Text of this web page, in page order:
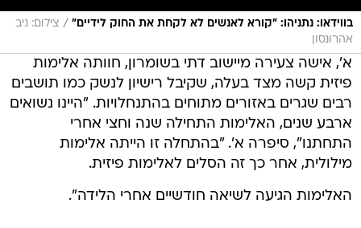
בווידאו: נתניהו: "קורא לאנשים לא לקחת את החוק לידיים" / צילום: ניב
אהרונסון
א', אישה צעירה מיישוב דתי בשומרון, חוותה אלימות
פיזית קשה מצד בעלה, שקיבל רישיון לנשק כמו תושבים
רבים שגרים באזורים מתוחים בהתנחלויות. "היינו נשואים
ארבע שנים, האלימות התחילה שנה וחצי אחרי
התחתנו", סיפרה א'. "בהתחלה זו הייתה אלימות
מילולית, אחר כך זה הסלים לאלימות פיזית.
האלימות הגיעה לשיאה חודשיים אחרי הלידה".